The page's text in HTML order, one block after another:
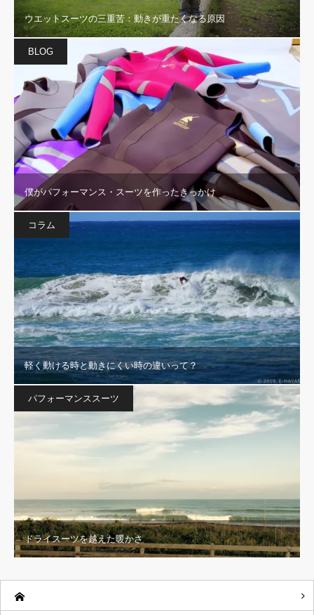
ウエットスーツの三重苦：動きが重たくなる原因
BLOG
僕がパフォーマンス・スーツを作ったきっかけ
コラム
軽く動ける時と動きにくい時の違いって？
パフォーマンススーツ
ドライスーツを越えた暖かさ